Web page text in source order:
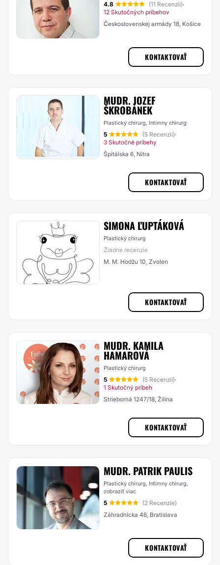
4.8 (11 Recenzií)·
12 Skutočných príbehov
Československej armády 18, Košice
KONTAKTOVAŤ
MUDR. JOZEF
ŠKROBÁNEK
Plastický chirurg, Intímny chirurg
5 (5 Recenzií)·
3 Skutočné príbehy
Špitálska 6, Nitra
KONTAKTOVAŤ
SIMONA ĽUPTÁKOVÁ
Plastický chirurg
Žiadne recenzie
M. M. Hodžu 10, Zvolen
KONTAKTOVAŤ
MUDR. KAMILA
HAMAROVÁ
Plastický chirurg
5 (5 Recenzií)·
1 Skutočný príbeh
Strieborná 1247/18, Žilina
KONTAKTOVAŤ
MUDR. PATRIK PAULIS
Plastický chirurg, Intímny chirurg,
zobraziť viac
5
(2 Recenzie)
Záhradnícka 46, Bratislava
KONTAKTOVAŤ